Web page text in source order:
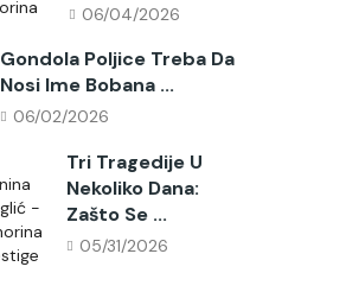
06/04/2026
Gondola Poljice Treba Da
Nosi Ime Bobana ...
06/02/2026
Tri Tragedije U
Nekoliko Dana:
Zašto Se ...
05/31/2026